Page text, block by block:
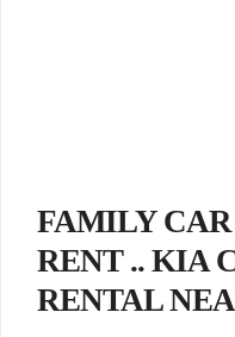
FAMILY
RENT .. KIA
RENTAL